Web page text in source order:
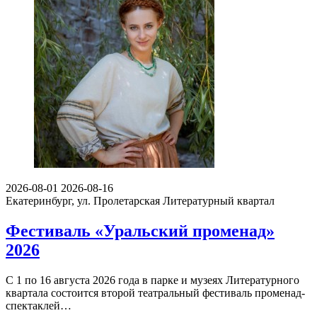
2026-08-01 2026-08-16
Екатеринбург, ул. Пролетарская Литературный квартал
Фестиваль «Уральский променад»
2026
С 1 по 16 августа 2026 года в парке и музеях Литературного
квартала состоится второй театральный фестиваль променад-
спектаклей…